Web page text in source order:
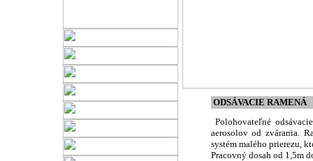
ODSÁVACIE RAMENÁ
Polohovateľné
aerosolov od zvárania.
systém malého prierezu,
Pracovný dosah od 1,5m